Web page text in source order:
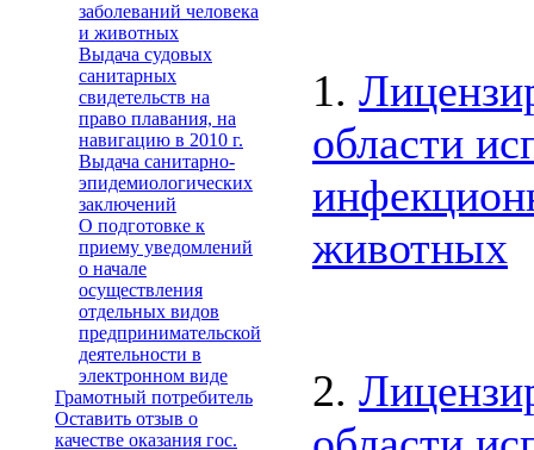
заболеваний человека
и животных
Выдача судовых
санитарных
свидетельств на
право плавания, на
навигацию в 2010 г.
Выдача санитарно-
эпидемиологических
заключений
О подготовке к
приему уведомлений
о начале
осуществления
отдельных видов
предпринимательской
деятельности в
электронном виде
Грамотный потребитель
Оставить отзыв о
качестве оказания гос.
1.
области
животных
2.